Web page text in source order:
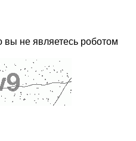
вы не являетесь роботом